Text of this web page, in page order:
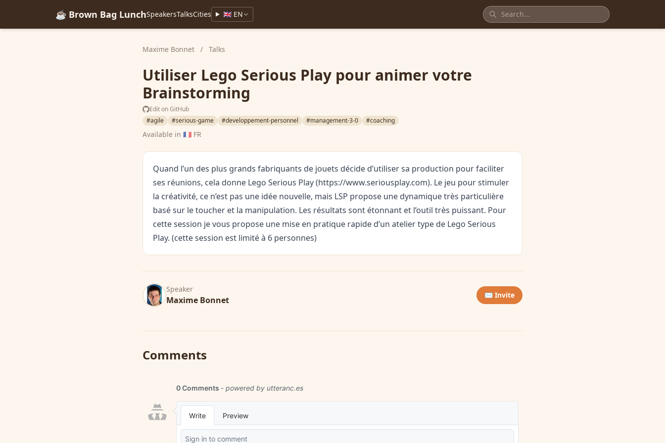
☕ Brown Bag LunchSpeakersTalksCities 🇬🇧 EN
Maxime Bonnet / Talks
Utiliser Lego Serious Play pour animer votre
Brainstorming
Edit on GitHub
#agile
#serious-game #developpement-personnel #management-3-0 #coaching
Available in 🇫🇷 FR
Quand l’un des plus grands fabriquants de jouets décide d’utiliser sa production pour faciliter
ses réunions, cela donne Lego Serious Play (https://www.seriousplay.com). Le jeu pour stimuler
la créativité, ce n’est pas une idée nouvelle, mais LSP propose une dynamique très particulière
basé sur le toucher et la manipulation. Les résultats sont étonnant et l’outil très puissant. Pour
cette session je vous propose une mise en pratique rapide d’un atelier type de Lego Serious
Play. (cette session est limité à 6 personnes)
Speaker
Maxime Bonnet ✉️ Invite
Comments